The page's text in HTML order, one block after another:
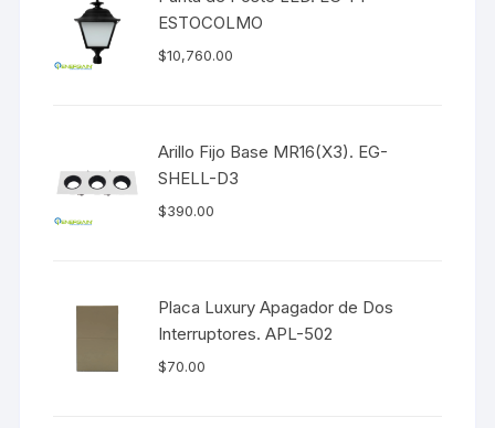
ESTOCOLMO
$10,760.00
Arillo Fijo Base MR16(X3). EG-
SHELL-D3
$390.00
Placa Luxury Apagador de Dos
Interruptores. APL-502
$70.00